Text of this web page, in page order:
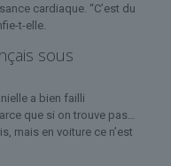
cardiaque. “C’est du
t-elle.
sous
a bien failli
que si on trouve pas…
mais en voiture ce n’est